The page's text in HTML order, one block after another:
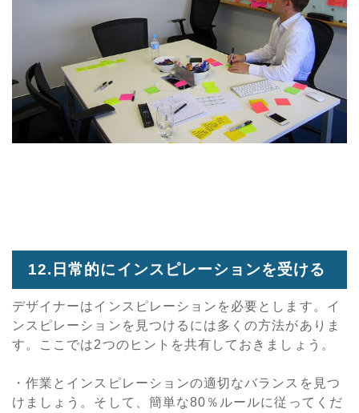
12.日常的にインスピレーションを受ける
デザイナーはインスピレーションを必要とします。イ
ンスピレーションを見つけるには多くの方法がありま
す。ここでは2つのヒントを共有しておきましょう。
・作業とインスピレーションの適切なバランスを見つ
けましょう。そして、簡単な80％ルールに従ってくだ